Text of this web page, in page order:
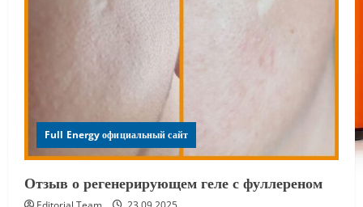
Full Energy официальный сайт
Отзыв о регенерирующем геле с фуллереном